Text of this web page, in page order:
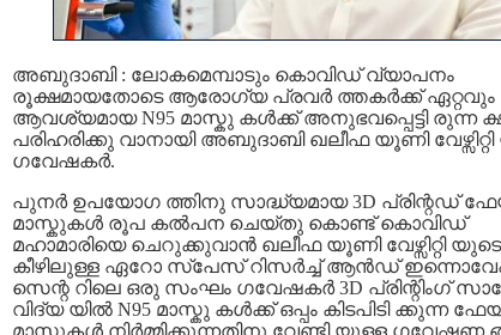
അബുദാബി : ലോകമെമ്പാടും കൊവിഡ് വ്യാപനം
രൂക്ഷമായതോടെ ആരോഗ്യ പ്രവര്‍ ത്തകര്‍ക്ക് ഏറ്റവും
ആവശ്യമായ N95 മാസ്കു കൾക്ക് അനുഭവപ്പെട്ടി രുന്ന
പരിഹരിക്കു വാനായി അബുദാബി ഖലീഫ യൂണി വേഴ്സിറ്റി
ഗവേഷകര്‍.
പുനര്‍ ഉപയോഗ ത്തിനു സാദ്ധ്യമായ 3D പ്രിന്റഡ്
മാസ്കുകൾ രൂപ കൽപന ചെയ്തു കൊണ്ട് കൊവിഡ്
മഹാമാരിയെ ചെറുക്കുവാന്‍ ഖലീഫ യൂണി വേഴ്സിറ്റി യുടെ
കീഴിലുള്ള ഏറോ സ്പേസ് റിസർച്ച് ആൻഡ്
സെന്റ റിലെ ഒരു സംഘം ഗവേഷകര്‍ 3D പ്രിന്റിംഗ്
വിദ്യ യിൽ N95 മാസ്കു കൾക്ക് ഒപ്പം കിടപിടി ക്കുന്ന
മാസ്കുകള്‍ നിര്‍മ്മിക്കുന്നതിനു വേണ്ടി യുള്ള ഗവേഷണ